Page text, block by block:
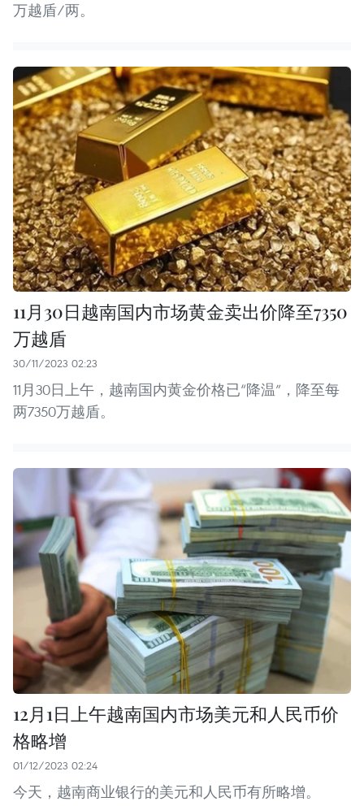
万越盾/两。
11月30日越南国内市场黄金卖出价降至7350
万越盾
30/11/2023 02:23
11月30日上午，越南国内黄金价格已“降温”，降至每
两7350万越盾。
12月1日上午越南国内市场美元和人民币价
格略增
01/12/2023 02:24
今天，越南商业银行的美元和人民币有所略增。